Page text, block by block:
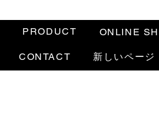
PRODUCT ONLINE
CONTACT 新しいページ